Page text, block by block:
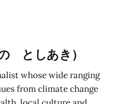
としあき）
whose wide ranging
from climate change